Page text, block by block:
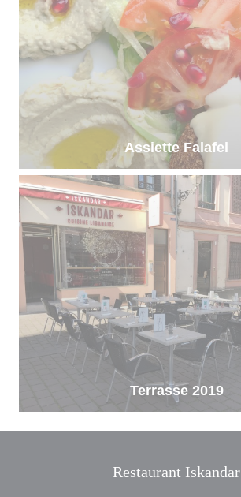
Assiette Falafel
Terrasse 2019
Restaurant Iskandar